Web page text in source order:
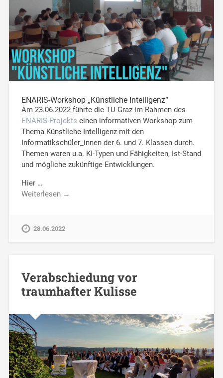
ENARIS-Workshop „Künstliche Intelligenz“
Am 23.06.2022 führte die TU-Graz im Rahmen des
ENARIS-Projekts einen informativen Workshop zum
Thema Künstliche Intelligenz mit den
Informatikschüler_innen der 6. und 7. Klassen durch.
Themen waren u.a. KI-Typen und Fähigkeiten, Ist-Stand
und mögliche zukünftige Entwicklungen.
Hier …
Weiterlesen →
28.06.2022
Verabschiedung vor
traumhafter Kulisse